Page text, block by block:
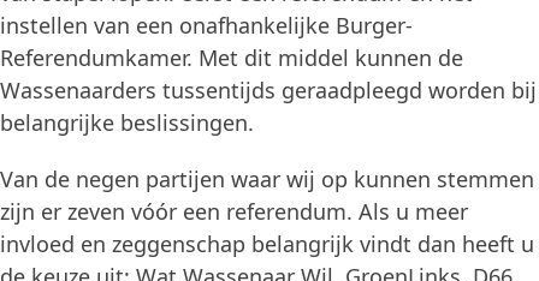
instellen van een onafhankelijke Burger-
Referendumkamer. Met dit middel kunnen de
Wassenaarders tussentijds geraadpleegd worden bij
belangrijke beslissingen.
Van de negen partijen waar wij op kunnen stemmen
zijn er zeven vóór een referendum. Als u meer
invloed en zeggenschap belangrijk vindt dan heeft u